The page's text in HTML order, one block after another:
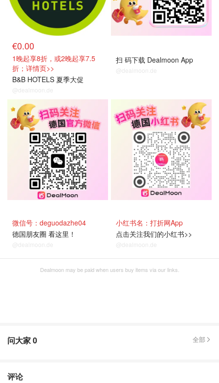
€0.00
1晚起享8折，或2晚起享7.5
折；详情页>>
B&B HOTELS 夏季大促
@dealmoon.de
扫 码下载 Dealmoon App
@dealmoon.de
单品小组
微信号：deguodazhe04
德国朋友圈 看这里！
@dealmoon.de
单品小组
小红书名：打折网App
点击关注我们的小红书>>
@dealmoon.de
Dealmoon may be paid when users buy items via our links.
问大家0 全部
评论